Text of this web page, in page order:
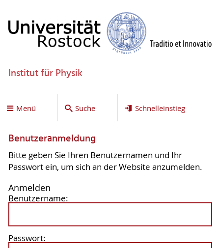
Institut für Physik
Menü Suche Schnelleinstieg
Benutzeranmeldung
Bitte geben Sie Ihren Benutzernamen und Ihr
Passwort ein, um sich an der Website anzumelden.
Anmelden
Benutzername:
Passwort: